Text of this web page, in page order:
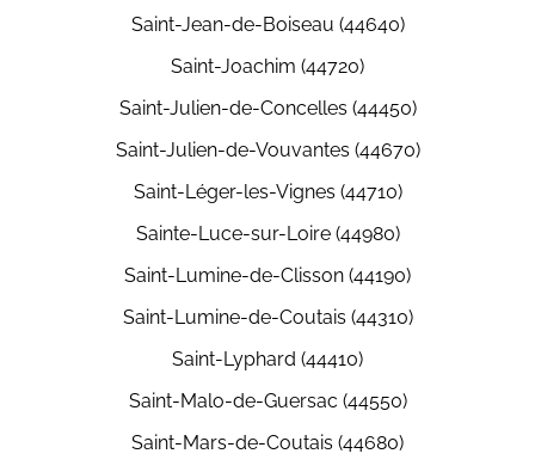
Saint-Jean-de-Boiseau (44640)
Saint-Joachim (44720)
Saint-Julien-de-Concelles (44450)
Saint-Julien-de-Vouvantes (44670)
Saint-Léger-les-Vignes (44710)
Sainte-Luce-sur-Loire (44980)
Saint-Lumine-de-Clisson (44190)
Saint-Lumine-de-Coutais (44310)
Saint-Lyphard (44410)
Saint-Malo-de-Guersac (44550)
Saint-Mars-de-Coutais (44680)